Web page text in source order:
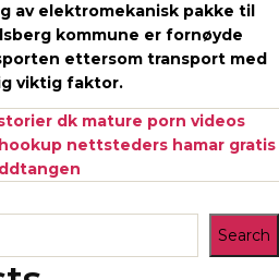
av elektromekanisk pakke til
kommune er fornøyde
ettersom transport med
viktig faktor.
dk mature porn videos
nettsteders hamar gratis
Search